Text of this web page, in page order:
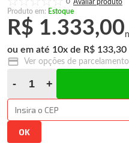
0
Produto em: Estoque
R$ 1.333,00
10x R$ 133,30
Ver opções de parcelamento